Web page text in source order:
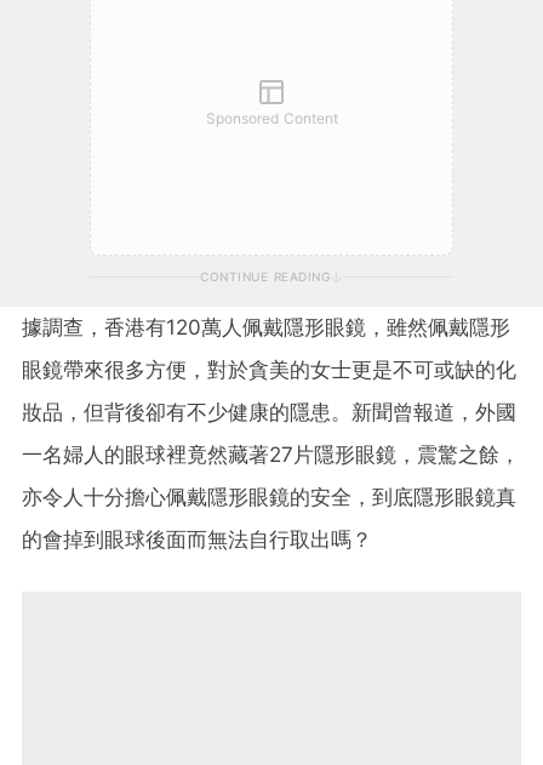
Sponsored Content
CONTINUE READING
據調查，香港有120萬人佩戴隱形眼鏡，雖然佩戴隱形
眼鏡帶來很多方便，對於貪美的女士更是不可或缺的化
妝品，但背後卻有不少健康的隱患。新聞曾報道，外國
一名婦人的眼球裡竟然藏著27片隱形眼鏡，震驚之餘，
亦令人十分擔心佩戴隱形眼鏡的安全，到底隱形眼鏡真
的會掉到眼球後面而無法自行取出嗎？